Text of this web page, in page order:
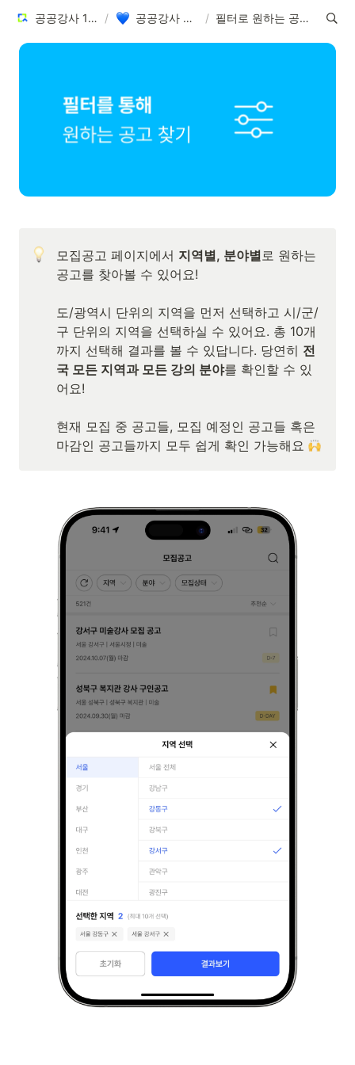
공공강사 100% 활용 가이드 / 공공강사 활용가이드 모음 / 필터로 원하는 공고를 찾아보세요
모집공고 페이지에서 지역별, 분야별로 원하는
공고를 찾아볼 수 있어요!
도/광역시 단위의 지역을 먼저 선택하고 시/군/
구 단위의 지역을 선택하실 수 있어요. 총 10개
까지 선택해 결과를 볼 수 있답니다. 당연히 전
국 모든 지역과 모든 강의 분야를 확인할 수 있
어요!
현재 모집 중 공고들, 모집 예정인 공고들 혹은
마감인 공고들까지 모두 쉽게 확인 가능해요